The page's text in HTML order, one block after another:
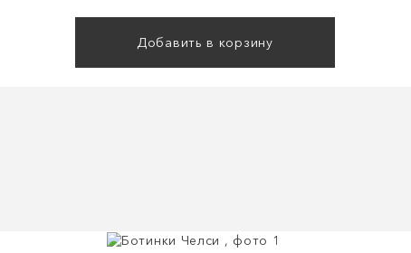
Добавить в корзину